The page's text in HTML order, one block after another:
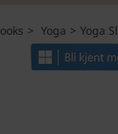
> Yoga > Yoga